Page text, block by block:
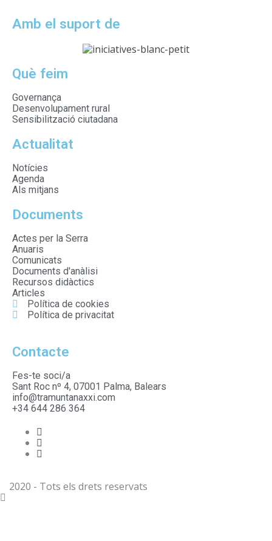
Amb el suport de
Què feim
Governança
Desenvolupament rural
Sensibilització ciutadana
Actualitat
Notícies
Agenda
Als mitjans
Documents
Actes per la Serra
Anuaris
Comunicats
Documents d'anàlisi
Recursos didàctics
Articles
Política de cookies
Política de privacitat
Contacte
Fes-te soci/a
Sant Roc nº 4, 07001 Palma, Balears
info@tramuntanaxxi.com
+34 644 286 364
2020 - Tots els drets reservats